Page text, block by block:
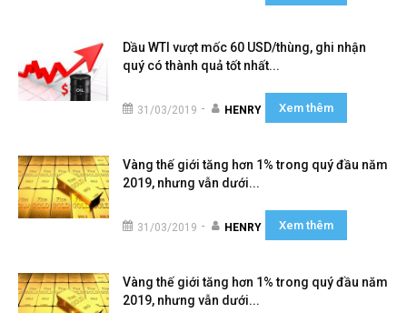
Dầu WTI vượt mốc 60 USD/thùng, ghi nhận
quý có thành quả tốt nhất...
31/03/2019 - HENRY Xem thêm
Vàng thế giới tăng hơn 1% trong quý đầu năm
2019, nhưng vẫn dưới...
31/03/2019 - HENRY Xem thêm
Vàng thế giới tăng hơn 1% trong quý đầu năm
2019, nhưng vẫn dưới...